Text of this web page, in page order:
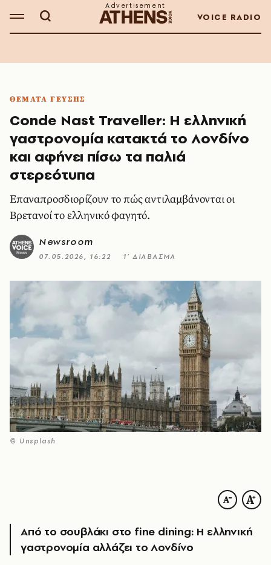
VOICE RADIO
ΘΕΜΑΤΑ ΓΕΥΣΗΣ
Conde Nast Traveller: Η ελληνική
γαστρονομία κατακτά το Λονδίνο
και αφήνει πίσω τα παλιά
στερεότυπα
Eπαναπροσδιορίζουν το πώς αντιλαμβάνονται οι
Βρετανοί το ελληνικό φαγητό.
Newsroom
07.05.2026, 16:22 1’ ΔΙΑΒΑΣΜΑ
© Unsplash
Από το σουβλάκι στο fine dining: Η ελληνική
γαστρονομία αλλάζει το Λονδίνο